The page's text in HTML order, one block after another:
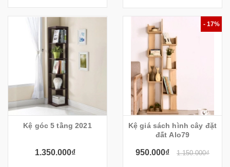
Kệ góc 5 tầng 2021
1.350.000₫
- 17%
Kệ giá sách hình cây đặt
đất Alo79
950.000₫ 1.150.000₫